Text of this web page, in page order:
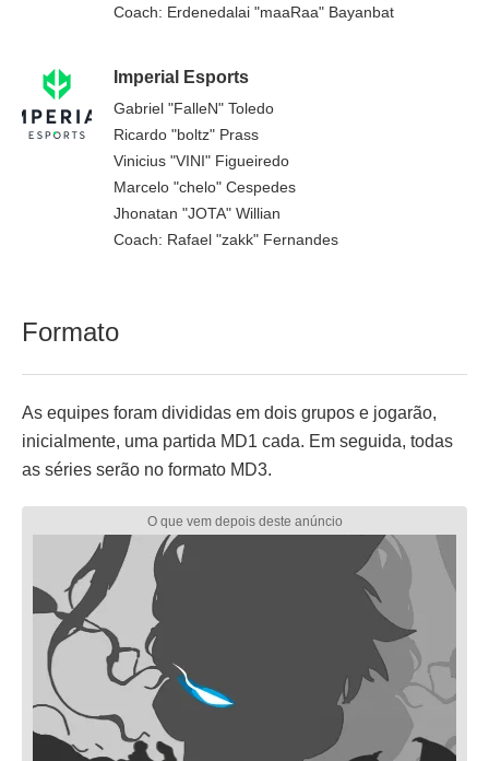
Coach: Erdenedalai "maaRaa" Bayanbat
Imperial Esports
Gabriel "FalleN" Toledo
Ricardo "boltz" Prass
Vinicius "VINI" Figueiredo
Marcelo "chelo" Cespedes
Jhonatan "JOTA" Willian
Coach: Rafael "zakk" Fernandes
Formato
As equipes foram divididas em dois grupos e jogarão,
inicialmente, uma partida MD1 cada. Em seguida, todas
as séries serão no formato MD3.